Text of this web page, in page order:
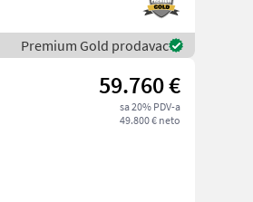
Premium Gold prodavac
59.760 €
sa 20% PDV-a
49.800 € neto